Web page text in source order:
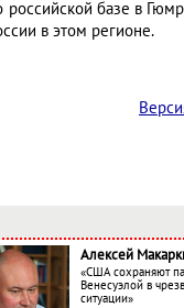
базе в
в этом регионе.
Алексей
«США сохраняют
Венесуэлой в
ситуации»